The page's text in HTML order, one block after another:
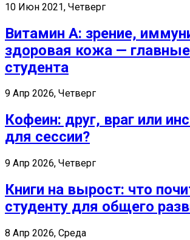
10 Июн 2021, Четверг
Витамин А: зрение,
здоровая кожа —
студента
9 Апр 2026, Четверг
Кофеин: друг, враг или
для сессии?
9 Апр 2026, Четверг
Книги на вырост: что
студенту для общего
8 Апр 2026, Среда